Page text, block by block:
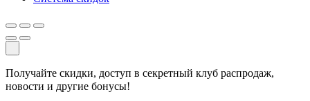
Получайте скидки, доступ в секретный клуб распродаж,
новости и другие бонусы!